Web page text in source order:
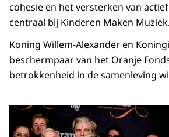
cohesie en het versterken van
centraal bij Kinderen Maken Muziek.
Koning Willem-Alexander en
beschermpaar van het Oranje
betrokkenheid in de samenleving